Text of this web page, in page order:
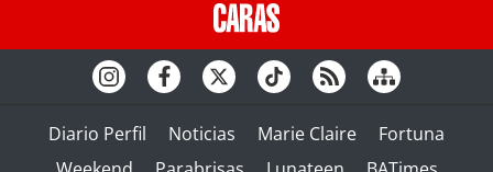
Diario Perfil Noticias Marie Claire
Fortuna